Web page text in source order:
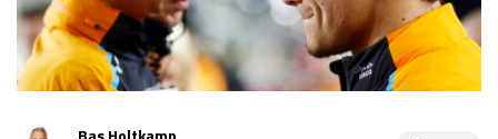
Race
za 13:00 - 15:00